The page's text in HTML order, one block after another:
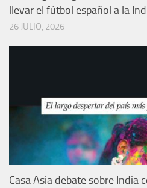
llevar el fútbol español a la
26 JULIO, 2026
Casa Asia debate sobre India